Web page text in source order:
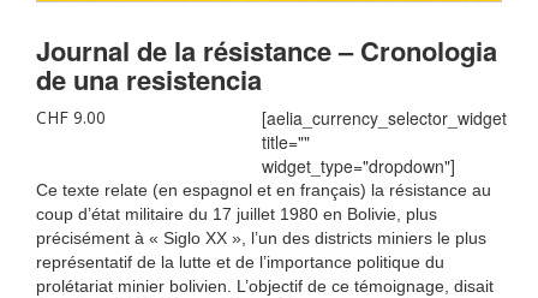
Journal de la résistance – Cronologia
de una resistencia
[aelia_currency_selector_widget
title=""
widget_type="dropdown"]
CHF 9.00
Ce texte relate (en espagnol et en français) la résistance au
coup d’état militaire du 17 juillet 1980 en Bolivie, plus
précisément à « Siglo XX », l’un des districts miniers le plus
représentatif de la lutte et de l’importance politique du
prolétariat minier bolivien. L’objectif de ce témoignage, disait